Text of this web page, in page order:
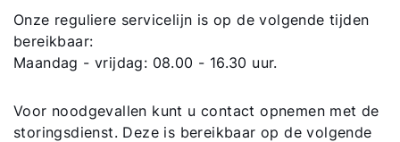
Onze reguliere servicelijn is op de volgende tijden
bereikbaar:
Maandag - vrijdag: 08.00 - 16.30 uur.
Voor noodgevallen kunt u contact opnemen met de
storingsdienst. Deze is bereikbaar op de volgende
Contact met het team
Contactformulier
Adresgegevens